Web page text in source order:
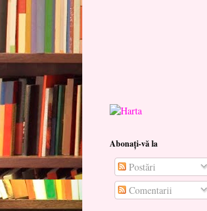
Abonați-vă la
Postări
Comentarii